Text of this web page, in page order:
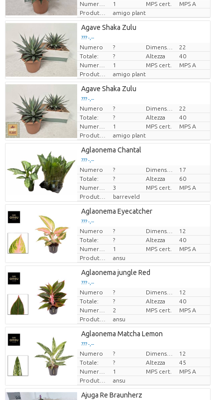
Numero di piante/vaso
1 MPS cert.
MPS A
Produttore
amigo plant
Agave Shaka Zulu
??? -,--
Prezzo x uno
Numero ?
22
Totale:
? Altezza
40
Numero di piante/vaso
1 MPS cert.
MPS A
Produttore
amigo plant
Agave Shaka Zulu
??? -,--
Prezzo x uno
Numero ?
22
Totale:
? Altezza
40
Numero di piante/vaso
1 MPS cert.
MPS A
Produttore
amigo plant
Aglaonema Chantal
??? -,--
Prezzo x uno
Numero ?
17
Totale:
? Altezza
60
Numero di piante/vaso
3 MPS cert.
MPS A
Produttore
barreveld
Aglaonema Eyecatcher
??? -,--
Prezzo x uno
Numero ?
12
Totale:
? Altezza
40
Numero di piante/vaso
1 MPS cert.
MPS A
Produttore
ansu
Aglaonema jungle Red
??? -,--
Prezzo x uno
Numero ?
12
Totale:
? Altezza
40
Numero di piante/vaso
2 MPS cert.
MPS A
Produttore
ansu
Aglaonema Matcha Lemon
??? -,--
Prezzo x uno
Numero ?
12
Totale:
? Altezza
45
Numero di piante/vaso
1 MPS cert.
MPS A
Produttore
ansu
Ajuga Re Braunherz